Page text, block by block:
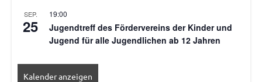
SEP.
25
19:00
Jugendtreff des Fördervereins der Kinder und
Jugend für alle Jugendlichen ab 12 Jahren
Kalender anzeigen